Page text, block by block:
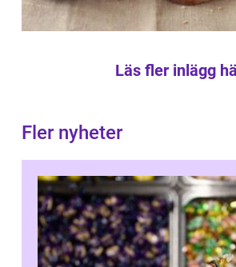
Läs fler inlägg
Fler nyheter